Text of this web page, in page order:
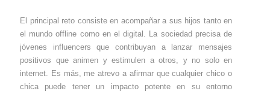
El principal reto consiste en acompañar a sus hijos tanto en
el mundo offline como en el digital. La sociedad precisa de
jóvenes influencers que contribuyan a lanzar mensajes
positivos que animen y estimulen a otros, y no solo en
internet. Es más, me atrevo a afirmar que cualquier chico o
chica puede tener un impacto potente en su entorno